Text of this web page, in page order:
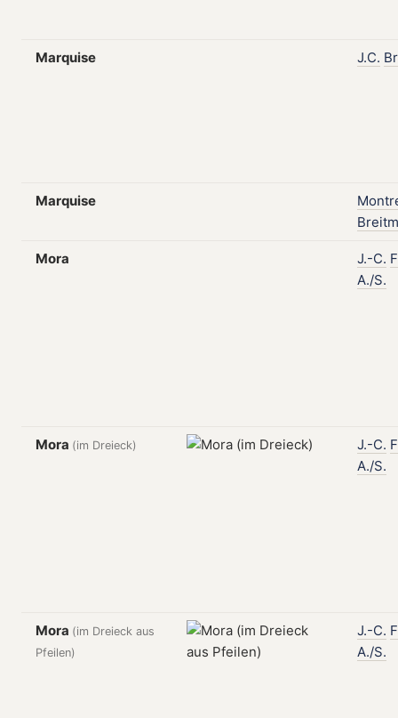
Marquise J.C.
Marquise
Mora J.-C.
A./S.
Mora (im Dreieck) J.-C.
A./S.
Mora (im Dreieck aus
Pfeilen)
J.-C.
A./S.